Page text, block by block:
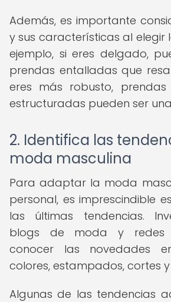
Además, es importante
y sus características al elegir
ejemplo, si eres delgado,
prendas entalladas que
eres más robusto,
estructuradas pueden ser
2. Identifica las
moda masculina
Para adaptar la moda
personal, es imprescindible
las últimas tendencias.
blogs de moda y redes
conocer las novedades
colores, estampados, cortes
Algunas de las tendencias